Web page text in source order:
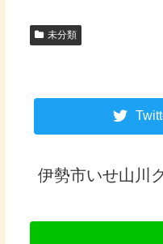
未分類
伊勢市いせ山川